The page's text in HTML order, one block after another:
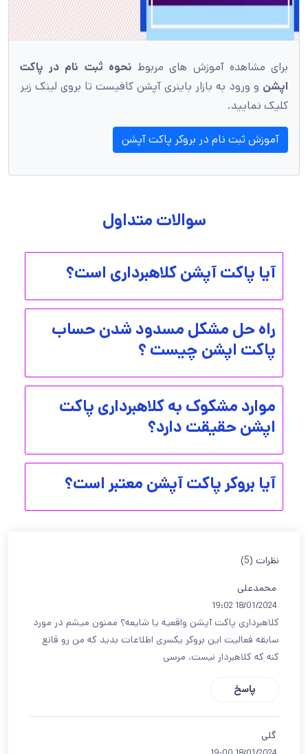
برای مشاهده آموزش های مربوط نحوه ثبت نام در پاکت
اپشن و ورود به بازار باینری آپشن کافیست تا بروی لینک زیر
کلیک نمایید.
آموزش ثبت نام در بروکر پاکت آپشن
سوالات متداول
آیا پاکت آپشن کلاهبرداری است؟
راه حل مشکل مسدود شدن حساب
پاکت اپشن چیست ؟
موارد مشکوک به کلاهبرداری پاکت
اپشن حقیقت دارد؟
آیا بروکر پاکت آپشن معتبر است؟
نظرات (5)
محمدعلی
18/01/2024 19:02
کلاهبرداری پاکت آپشن واقعیه یا شایعه؟ ممنون میشم در مورد
سابقه فعالیت این بروکر یکسری اطلاعات بدید که من رو قانع
کنه که کلاهبردار نیست. مرسی
پاسخ
گلی